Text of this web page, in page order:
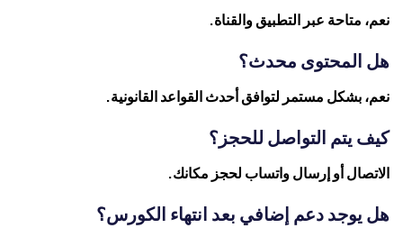
نعم، متاحة عبر التطبيق والقناة.
هل المحتوى محدث؟
نعم، بشكل مستمر لتوافق أحدث القواعد القانونية.
كيف يتم التواصل للحجز؟
الاتصال أو إرسال واتساب لحجز مكانك.
هل يوجد دعم إضافي بعد انتهاء الكورس؟